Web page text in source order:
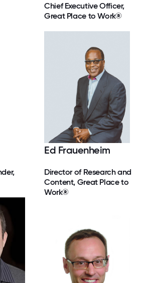
Chief Executive Officer,
Great Place to Work®
Ed Frauenheim
Director of Research and
Content, Great Place to
Work®